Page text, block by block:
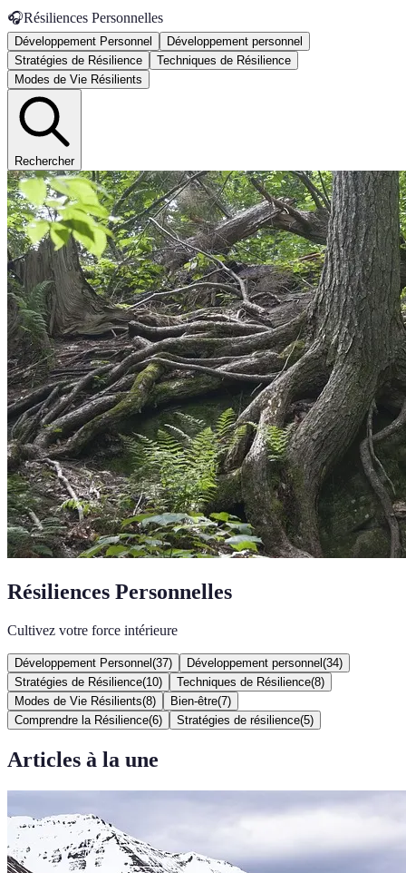
🎧Résiliences Personnelles
Développement Personnel
Développement personnel
Stratégies de Résilience
Techniques de Résilience
Modes de Vie Résilients
Rechercher
Résiliences Personnelles
Cultivez votre force intérieure
Développement Personnel (37) Développement personnel (34)
Stratégies de Résilience(10) Techniques de Résilience(8)
Modes de Vie Résilients(8) Bien-être(7)
Comprendre la Résilience(6) Stratégies de résilience(5)
Articles à la une